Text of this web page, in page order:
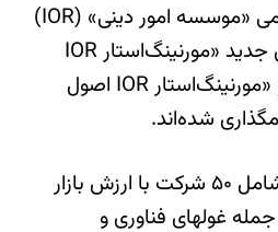
بانک واتیکان به طور رسمی «موسسه امور دینی» (IOR)
نام دارد و این شاخصهای جدید «مورنینگ‌استار IOR
اصول کاتولیکی آمریکا» و «مورنینگ‌استار IOR اصول
شده‌اند.
هر یک از این شاخصها شامل ۵۰ شرکت با ارزش بازار
غولهای فناوری و